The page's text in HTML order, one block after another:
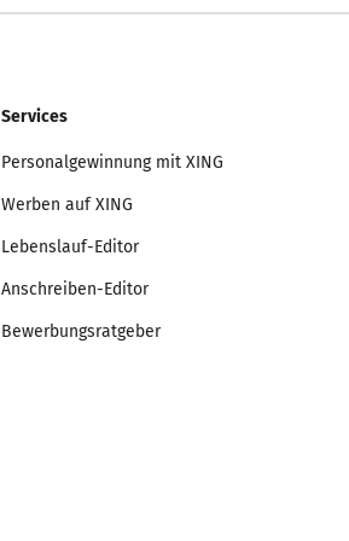
Services
Personalgewinnung mit XING
Werben auf XING
Lebenslauf-Editor
Anschreiben-Editor
Bewerbungsratgeber